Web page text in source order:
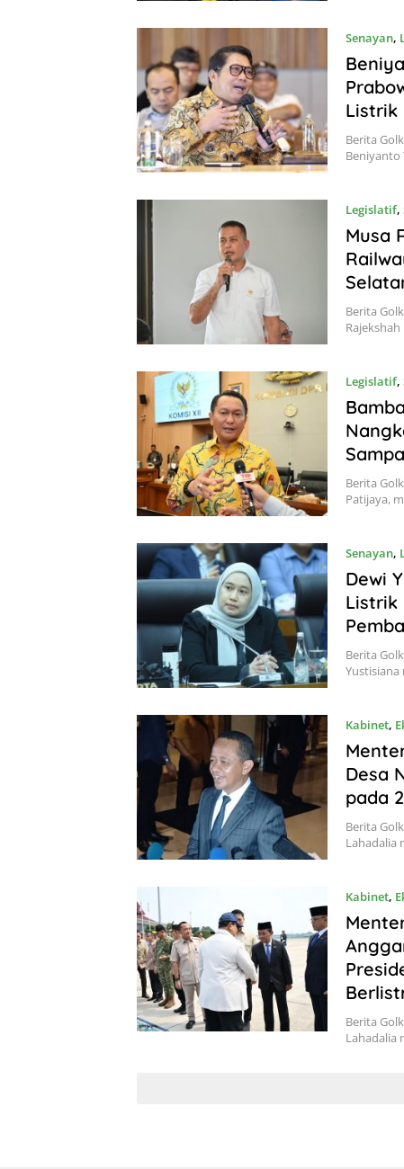
Senayan,
Listrik
Berita
Beniyanto
Legislatif,
Musa
Berita
Legislatif,
Berita
Patijaya,
Senayan,
Dewi
Listrik
Berita
Kabinet,
Desa
pada
Berita
Lahadalia
Kabinet,
Berita
Lahadalia